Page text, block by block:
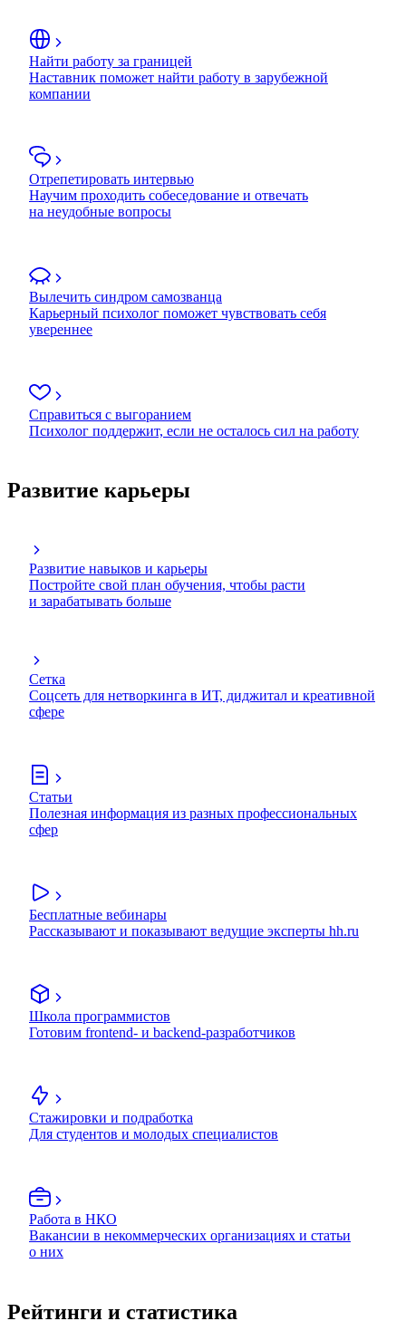
Найти работу за границей
Наставник поможет найти работу в зарубежной
компании
Отрепетировать интервью
Научим проходить собеседование и отвечать
на неудобные вопросы
Вылечить синдром самозванца
Карьерный психолог поможет чувствовать себя
увереннее
Справиться с выгоранием
Психолог поддержит, если не осталось сил на работу
Развитие карьеры
Развитие навыков и карьеры
Постройте свой план обучения, чтобы расти
и зарабатывать больше
Сетка
Соцсеть для нетворкинга в ИТ, диджитал и креативной
сфере
Статьи
Полезная информация из разных профессиональных
сфер
Бесплатные вебинары
Рассказывают и показывают ведущие эксперты hh.ru
Школа программистов
Готовим frontend- и backend-разработчиков
Стажировки и подработка
Для студентов и молодых специалистов
Работа в НКО
Вакансии в некоммерческих организациях и статьи
о них
Рейтинги и статистика